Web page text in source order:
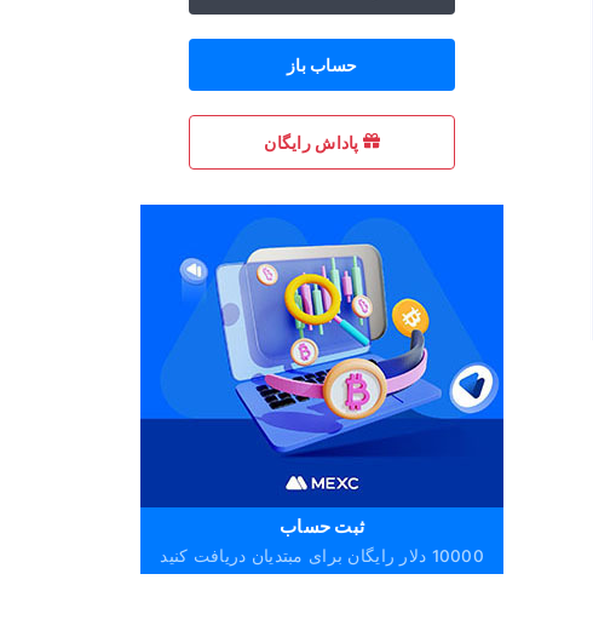
حساب باز
پاداش رایگان
ثبت حساب
10000 دلار رایگان برای مبتدیان دریافت کنید